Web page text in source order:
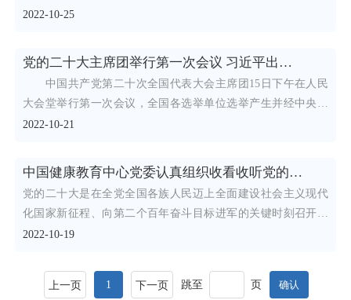
学习贯彻
2022-10-25
党的二十大主席团举行第一次会议 习近平出席会议并作重要讲话
中国共产党第二十次全国代表大会主席团15日下午在人民
大会堂举行第一次会议，全国各选举单位选举产生并经中央批
准公布
2022-10-21
中国健康教育中心党委认真组织收看收听党的二十大开幕会
党的二十大是在全党全国各族人民迈上全面建设社会主义现代
化国家新征程、向第二个百年奋斗目标进军的关键时刻召开的
一次十分
2022-10-19
上一页 1 下一页 跳至 页